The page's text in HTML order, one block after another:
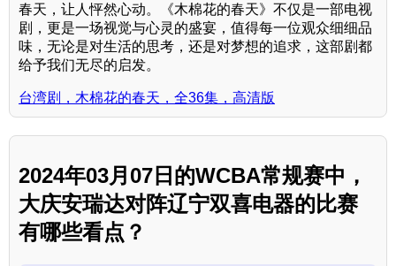
春天，让人怦然心动。《木棉花的春天》不仅是一部电视
剧，更是一场视觉与心灵的盛宴，值得每一位观众细细品
味，无论是对生活的思考，还是对梦想的追求，这部剧都
给予我们无尽的启发。
台湾剧，木棉花的春天，全36集，高清版
2024年03月07日的WCBA常规赛中，
大庆安瑞达对阵辽宁双喜电器的比赛
有哪些看点？